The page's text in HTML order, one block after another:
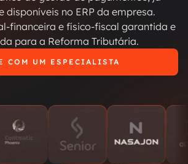
disponíveis no ERP da empresa.
financeira e físico-fiscal garantida e
para a Reforma Tributária.
COM UM ESPECIALISTA